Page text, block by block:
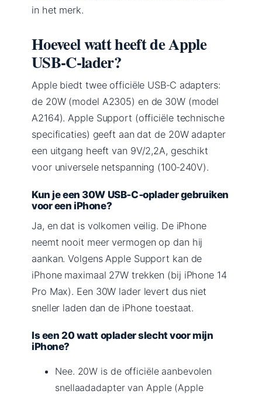
in het merk.
Hoeveel watt heeft de Apple
USB‑C‑lader?
Apple biedt twee officiële USB‑C adapters:
de 20W (model A2305) en de 30W (model
A2164). Apple Support (officiële technische
specificaties) geeft aan dat de 20W adapter
een uitgang heeft van 9V/2,2A, geschikt
voor universele netspanning (100‑240V).
Kun je een 30W USB‑C‑oplader gebruiken
voor een iPhone?
Ja, en dat is volkomen veilig. De iPhone
neemt nooit meer vermogen op dan hij
aankan. Volgens Apple Support kan de
iPhone maximaal 27W trekken (bij iPhone 14
Pro Max). Een 30W lader levert dus niet
sneller laden dan de iPhone toestaat.
Is een 20 watt oplader slecht voor mijn
iPhone?
Nee. 20W is de officiële aanbevolen
snellaadadapter van Apple (Apple